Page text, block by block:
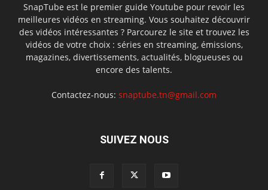
SnapTube est le premier guide Youtube pour revoir les
meilleures vidéos en streaming. Vous souhaitez découvrir
des vidéos intéressantes ? Parcourez le site et trouvez les
vidéos de votre choix : séries en streaming, émissions,
magazines, divertissements, actualités, blogueuses ou
encore des talents.
Contactez-nous: snaptube.tn@gmail.com
SUIVEZ NOUS